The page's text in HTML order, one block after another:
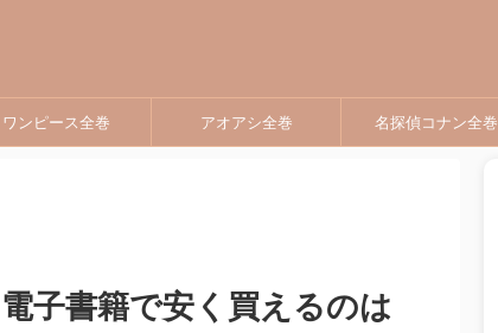
ワンピース全巻 アオアシ全巻 名探偵コナン全巻
子書籍で安く買えるのは